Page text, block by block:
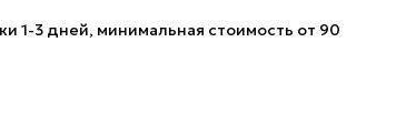
1-3 дней, минимальная стоимость от 90